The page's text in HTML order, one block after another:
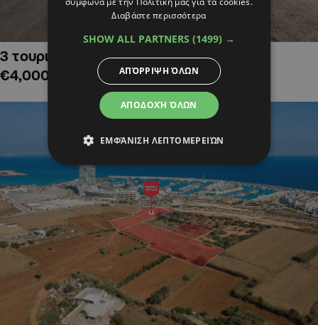
3 τουριστικά χωράφια στην Αλαμινό,
€4,000,000
Διαβάστε περισσότερα
SHOW ALL PARTNERS (1499) →
ΑΠΟΔΟΧΉ ΌΛΩΝ
ΑΠΌΡΡΙΨΗ ΌΛΩΝ
ΕΜΦΆΝΙΣΗ ΛΕΠΤΟΜΕΡΕΙΏΝ